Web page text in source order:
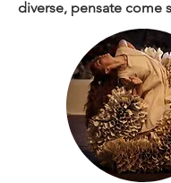
diverse, pensate come